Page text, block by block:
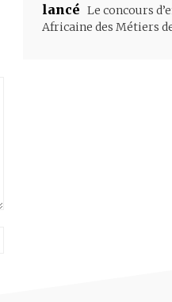
lancé Le concours
Africaine des Métiers